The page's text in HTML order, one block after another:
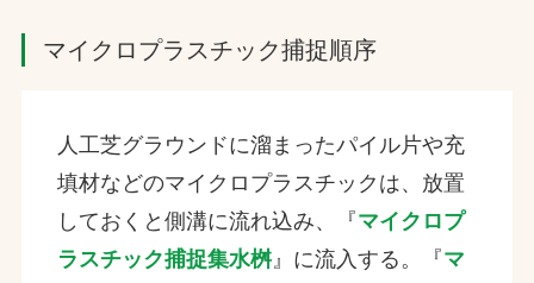
マイクロプラスチック捕捉順序
人工芝グラウンドに溜まったパイル片や充
填材などのマイクロプラスチックは、放置
しておくと側溝に流れ込み、『マイクロプ
ラスチック捕捉集水桝』に流入する。『マ